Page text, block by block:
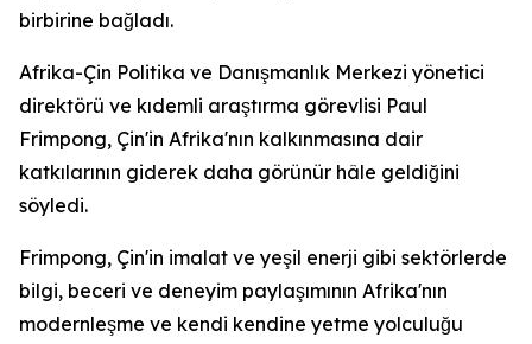
birbirine bağladı.
Afrika-Çin Politika ve Danışmanlık Merkezi yönetici
direktörü ve kıdemli araştırma görevlisi Paul
Frimpong, Çin'in Afrika'nın kalkınmasına dair
katkılarının giderek daha görünür hâle geldiğini
söyledi.
Frimpong, Çin'in imalat ve yeşil enerji gibi sektörlerde
bilgi, beceri ve deneyim paylaşımının Afrika'nın
modernleşme ve kendi kendine yetme yolculuğu